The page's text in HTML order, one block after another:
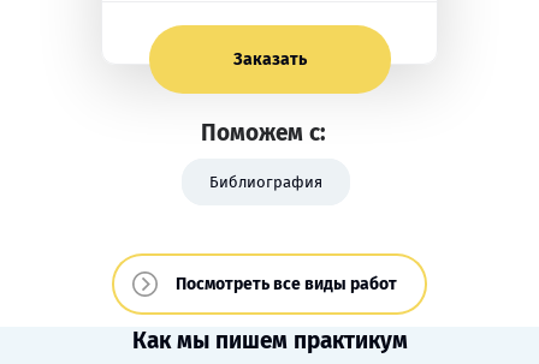
Заказать
Поможем с:
Библиография
Посмотреть все виды работ
Как мы пишем практикум